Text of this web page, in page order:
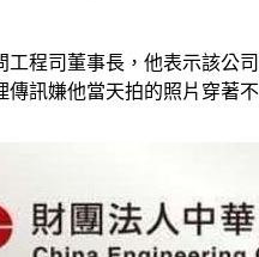
程司董事長，他表示該公
訊嫌他當天拍的照片穿著